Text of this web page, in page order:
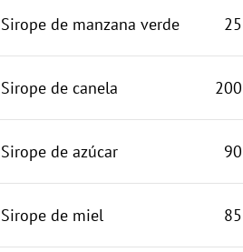
Sirope de manzana verde 25
Sirope de canela 200
Sirope de azúcar 90
Sirope de miel 85